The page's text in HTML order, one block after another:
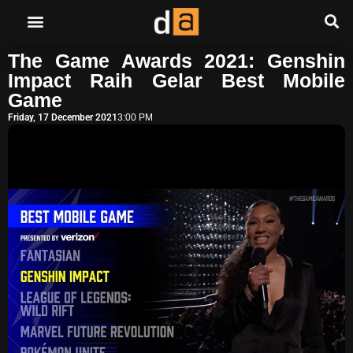
The Game Awards 2021: Genshin
Impact Raih Gelar Best Mobile
Game
Friday, 17 December 20213:00 PM